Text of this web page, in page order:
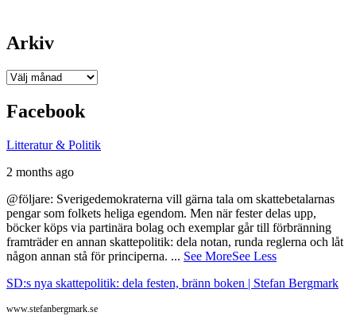
Arkiv
Arkiv
Facebook
Litteratur & Politik
2 months ago
@följare: Sverigedemokraterna vill gärna tala om skattebetalarnas
pengar som folkets heliga egendom. Men när fester delas upp,
böcker köps via partinära bolag och exemplar går till förbränning
framträder en annan skattepolitik: dela notan, runda reglerna och låt
någon annan stå för principerna. ... See MoreSee Less
SD:s nya skattepolitik: dela festen, bränn boken | Stefan Bergmark
www.stefanbergmark.se